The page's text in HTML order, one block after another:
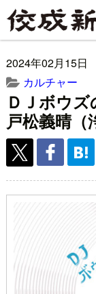
2024年02月15日
カルチャー
ＤＪボウ
戸松義晴（